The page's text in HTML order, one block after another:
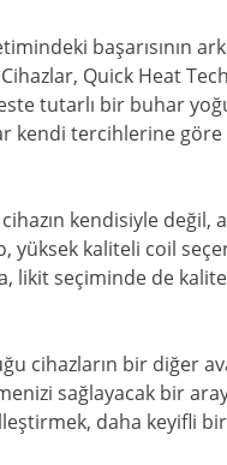
başarısının
Quick Heat
tutarlı bir buhar
kendi tercihlerine
kendisiyle değil,
kaliteli coil
likit seçiminde de
cihazların bir diğer
sağlayacak bir
daha keyifli